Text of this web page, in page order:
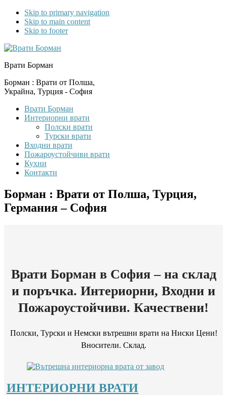
Skip to primary navigation
Skip to main content
Skip to footer
Врати Борман
Борман : Врати от Полша,
Украйна, Турция - София
Врати Борман
Интериорни врати
Полски врати
Турски врати
Входни врати
Пожароустойчиви врати
Кухни
Контакти
Борман : Врати от Полша, Турция,
Германия – София
Врати Борман в София – на склад
и поръчка. Интериорни, Входни и
Пожароустойчиви. Качествени!
Полски, Турски и Немски вътрешни врати на Ниски Цени!
Вносители. Склад.
ИНТЕРИОРНИ ВРАТИ